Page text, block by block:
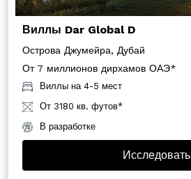
Виллы Dar Global D
Острова Джумейра, Дубай
От 7 миллионов дирхамов ОАЭ*
Виллы на 4-5 мест
От 3180 кв. футов*
В разработке
Исследовать